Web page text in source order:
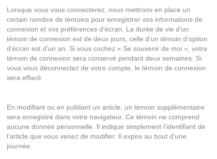
Lorsque vous vous connecterez, nous mettrons en place un
certain nombre de témoins pour enregistrer vos informations de
connexion et vos préférences d’écran. La durée de vie d’un
témoin de connexion est de deux jours, celle d’un témoin d’option
d’écran est d’un an. Si vous cochez « Se souvenir de moi », votre
témoin de connexion sera conservé pendant deux semaines. Si
vous vous déconnectez de votre compte, le témoin de connexion
sera effacé.
En modifiant ou en publiant un article, un témoin supplémentaire
sera enregistré dans votre navigateur. Ce témoin ne comprend
aucune donnée personnelle. Il indique simplement l’identifiant de
l’article que vous venez de modifier. Il expire au bout d’une
journée.